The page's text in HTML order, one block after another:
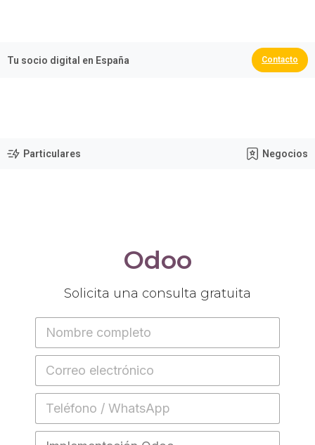
Tu socio digital en España Contacto
Particulares Negocios
Odoo
Solicita una consulta gratuita